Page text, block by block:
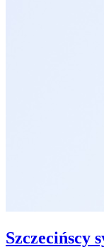
Szczecińscy